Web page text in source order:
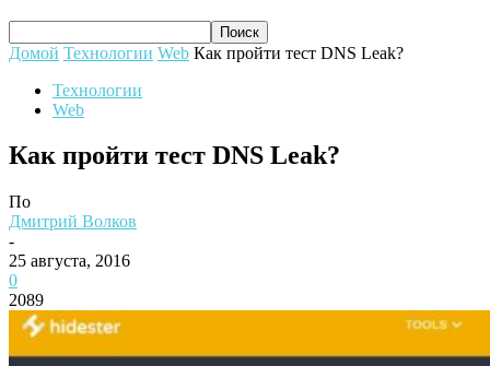
Домой Технологии Web Как пройти тест DNS Leak?
Технологии
Web
Как пройти тест DNS Leak?
По
Дмитрий Волков
-
25 августа, 2016
0
2089